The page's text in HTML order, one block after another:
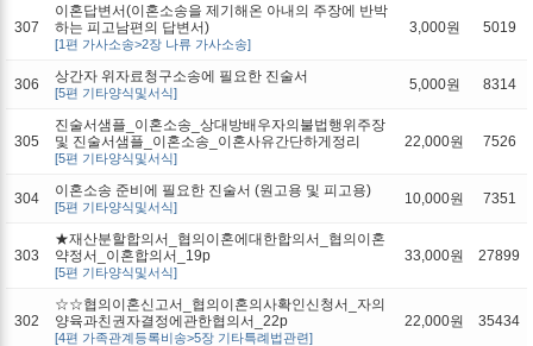
307
이혼답변서(이혼소송을 제기해온 아내의 주장에 반박
하는 피고남편의 답변서)
[1편 가사소송>2장 나류 가사소송]
3,000원 5019
306 상간자 위자료청구소송에 필요한 진술서
[5편 기타양식및서식] 5,000원 8314
305
진술서샘플_이혼소송_상대방배우자의불법행위주장
및 진술서샘플_이혼소송_이혼사유간단하게정리
[5편 기타양식및서식]
22,000원 7526
304 이혼소송 준비에 필요한 진술서 (원고용 및 피고용)
[5편 기타양식및서식] 10,000원 7351
303
★재산분할합의서_협의이혼에대한합의서_협의이혼
약정서_이혼합의서_19p
[5편 기타양식및서식]
33,000원 27899
302
☆☆협의이혼신고서_협의이혼의사확인신청서_자의
양육과친권자결정에관한협의서_22p
[4편 가족관계등록비송>5장 기타특례법관련]
22,000원 35434